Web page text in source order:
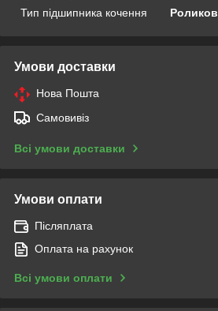
Тип підшипника кочення
Умови доставки
Нова Пошта
Самовивіз
Всі умови доставки
Умови оплати
Післяплата
Оплата на рахунок
Всі умови оплати